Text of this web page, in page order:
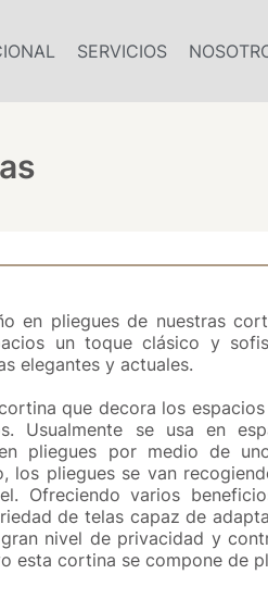
SERVICIOS
en pliegues de nuestras
un toque clásico y
elegantes y actuales.
que decora los
Usualmente se usa en
pliegues por medio de
los pliegues se van
Ofreciendo varios
de telas capaz de
nivel de privacidad y
esta cortina se compone de